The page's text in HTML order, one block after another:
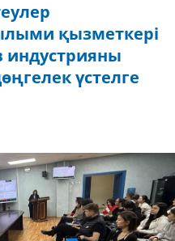
қызметкері
индустрияны
үстелге